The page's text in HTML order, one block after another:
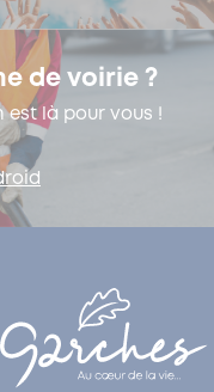
de voirie ?
est là pour vous !